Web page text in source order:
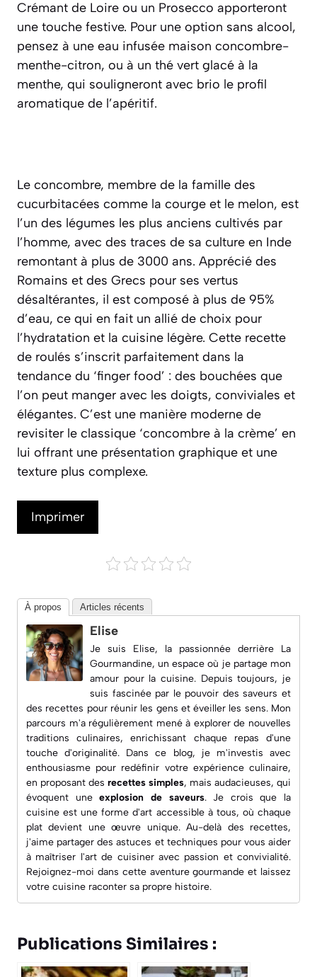
Crémant de Loire ou un Prosecco apporteront
une touche festive. Pour une option sans alcool,
pensez à une eau infusée maison concombre-
menthe-citron, ou à un thé vert glacé à la
menthe, qui souligneront avec brio le profil
aromatique de l’apéritif.
Le concombre, membre de la famille des
cucurbitacées comme la courge et le melon, est
l’un des légumes les plus anciens cultivés par
l’homme, avec des traces de sa culture en Inde
remontant à plus de 3000 ans. Apprécié des
Romains et des Grecs pour ses vertus
désaltérantes, il est composé à plus de 95%
d’eau, ce qui en fait un allié de choix pour
l’hydratation et la cuisine légère. Cette recette
de roulés s’inscrit parfaitement dans la
tendance du ‘finger food’ : des bouchées que
l’on peut manger avec les doigts, conviviales et
élégantes. C’est une manière moderne de
revisiter le classique ‘concombre à la crème’ en
lui offrant une présentation graphique et une
texture plus complexe.
Imprimer
À propos Articles récents
Elise
Je suis Elise, la passionnée derrière La
Gourmandine, un espace où je partage mon
amour pour la cuisine. Depuis toujours, je
suis fascinée par le pouvoir des saveurs et
des recettes pour réunir les gens et éveiller les sens. Mon
parcours m'a régulièrement mené à explorer de nouvelles
traditions culinaires, enrichissant chaque repas d'une
touche d'originalité. Dans ce blog, je m'investis avec
enthousiasme pour redéfinir votre expérience culinaire,
en proposant des recettes simples, mais audacieuses, qui
évoquent uneexplosion de saveurs. Je crois que la
cuisine est une forme d'art accessible à tous, où chaque
plat devient une œuvre unique. Au-delà des recettes,
j'aime partager des astuces et techniques pour vous aider
à maîtriser l'art de cuisiner avec passion et convivialité.
Rejoignez-moi dans cette aventure gourmande et laissez
votre cuisine raconter sa propre histoire.
Publications Similaires :